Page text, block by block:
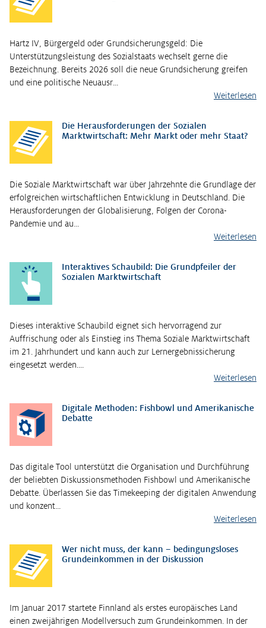
Hartz IV, Bürgergeld oder Grundsicherungsgeld: Die
Unterstützungsleistung des Sozialstaats wechselt gerne die
Bezeichnung. Bereits 2026 soll die neue Grundsicherung greifen
und eine politische Neuausr…
Weiterlesen
Die Herausforderungen der Sozialen
Marktwirtschaft: Mehr Markt oder mehr Staat?
Die Soziale Marktwirtschaft war über Jahrzehnte die Grundlage der
erfolgreichen wirtschaftlichen Entwicklung in Deutschland. Die
Herausforderungen der Globalisierung, Folgen der Corona-
Pandemie und au…
Weiterlesen
Interaktives Schaubild: Die Grundpfeiler der
Sozialen Marktwirtschaft
Dieses interaktive Schaubild eignet sich hervorragend zur
Auffrischung oder als Einstieg ins Thema Soziale Marktwirtschaft
im 21. Jahrhundert und kann auch zur Lernergebnissicherung
eingesetzt werden.…
Weiterlesen
Digitale Methoden: Fishbowl und Amerikanische
Debatte
Das digitale Tool unterstützt die Organisation und Durchführung
der beliebten Diskussionsmethoden Fishbowl und Amerikanische
Debatte. Überlassen Sie das Timekeeping der digitalen Anwendung
und konzent…
Weiterlesen
Wer nicht muss, der kann – bedingungsloses
Grundeinkommen in der Diskussion
Im Januar 2017 startete Finnland als erstes europäisches Land
einen zweijährigen Modellversuch zum Grundeinkommen. In der